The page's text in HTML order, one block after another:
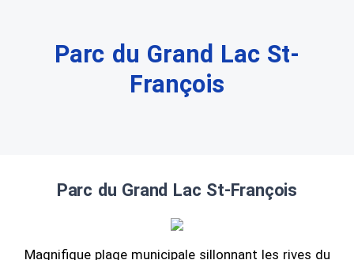
Parc du Grand Lac St-
François
Parc du Grand Lac St-François
Magnifique plage municipale sillonnant les rives du